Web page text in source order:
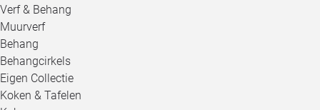
Verf & Behang
Muurverf
Behang
Behangcirkels
Eigen Collectie
Koken & Tafelen